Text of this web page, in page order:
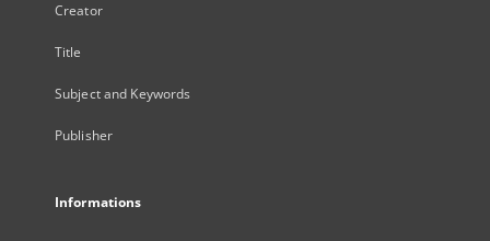
Creator
Title
Subject and Keywords
Publisher
Informations